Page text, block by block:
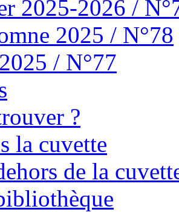
2025-2026 /
2025 / N°78
/ N°77
?
la cuvette
de la